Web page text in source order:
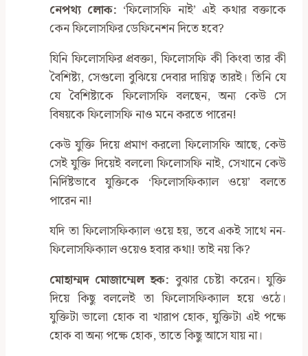
নেপথ্য লোক: ‌‘ফিলোসফি নাই’ এই কথার বক্তাকে
কেন ফিলোসফির ডেফিনেশন দিতে হবে?
যিনি ফিলোসফির প্রবক্তা, ফিলোসফি কী কিংবা তার কী
বৈশিষ্ট্য, সেগুলো বুঝিয়ে দেবার দায়িত্ব তারই। তিনি যে
যে বৈশিষ্ট্যকে ফিলোসফি বলছেন, অন্য কেউ সে
বিষয়কে ফিলোসফি নাও মনে করতে পারেন!
কেউ যুক্তি দিয়ে প্রমাণ করলো ফিলোসফি আছে, কেউ
সেই যুক্তি দিয়েই বললো ফিলোসফি নাই, সেখানে কেউ
নির্দিষ্টভাবে যুক্তিকে ‌‘ফিলোসফিক্যাল ওয়ে’ বলতে
পারেন না!
যদি তা ফিলোসফিক্যাল ওয়ে হয়, তবে একই সাথে নন-
ফিলোসফিক্যাল ওয়েও হবার কথা! তাই নয় কি?
মোহাম্মদ মোজাম্মেল হক: বুঝার চেষ্টা করেন। যুক্তি
দিয়ে কিছু বললেই তা ফিলোসফিক্যাল হয়ে ওঠে।
যুক্তিটা ভালো হোক বা খারাপ হোক, যুক্তিটা এই পক্ষে
হোক বা অন্য পক্ষে হোক, তাতে কিছু আসে যায় না।